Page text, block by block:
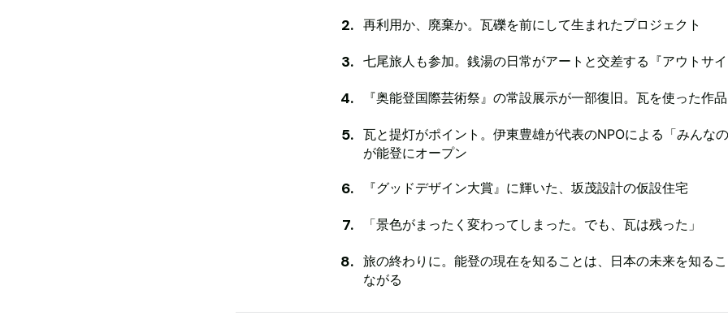
再利用か、廃棄か。瓦礫を前にして生まれたプロジェクト
七尾旅人も参加。銭湯の日常がアートと交差する『アウトサ
『奥能登国際芸術祭』の常設展示が一部復旧。瓦を使った作
瓦と提灯がポイント。伊東豊雄が代表のNPOによる「みんなの
が能登にオープン
『グッドデザイン大賞』に輝いた、坂茂設計の仮設住宅
「景色がまったく変わってしまった。でも、瓦は残った」
旅の終わりに。能登の現在を知ることは、日本の未来を知る
ながる